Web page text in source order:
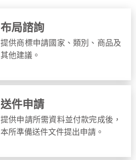
布局諮詢
提供商標申請國家、類別、商品及
其他建議。
送件申請
提供申請所需資料並付款完成後，
本所準備送件文件提出申請。